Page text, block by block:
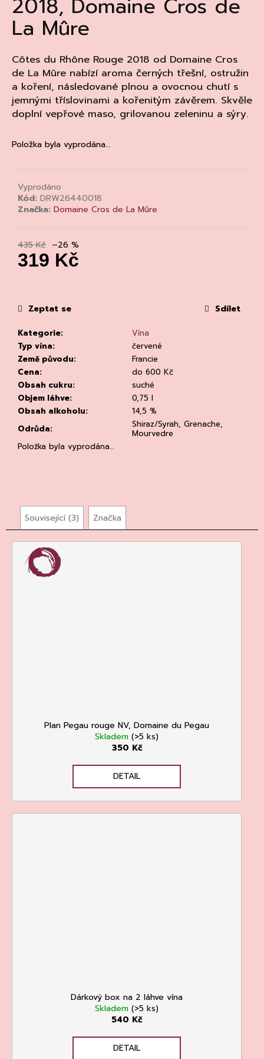
2018, Domaine Cros de
La Mûre
Côtes du Rhône Rouge 2018 od Domaine Cros
de La Mûre nabízí aroma černých třešní, ostružin
a koření, následované plnou a ovocnou chutí s
jemnými tříslovinami a kořenitým závěrem. Skvěle
doplní vepřové maso, grilovanou zeleninu a sýry.
Položka byla vyprodána…
Vyprodáno
Kód: DRW26440018
Značka: Domaine Cros de La Mûre
435 Kč –26 %
319 Kč
cena:
Kategorie:
Vína
Typ vína:
červené
Země původu:
Francie
Cena:
do 600 Kč
Obsah cukru:
suché
Objem láhve:
0,75 l
Obsah alkoholu:
14,5 %
Odrůda:
Shiraz/Syrah, Grenache,
Mourvedre
Položka byla vyprodána…
Zeptat se Sdílet
Související (3) Značka
Plan Pegau rouge NV, Domaine du Pegau
Skladem (>5 ks)
350 Kč
DETAIL
Dárkový box na 2 láhve vína
Skladem (>5 ks)
540 Kč
DETAIL
a
j
t
?
D
o
p
o
č
u
e
e
CHLADÍCÍ
TAŠKA
NA
Původně:
135
Kč